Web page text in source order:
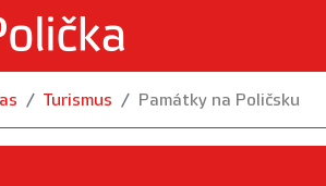
Turismus Památky na Poličsku